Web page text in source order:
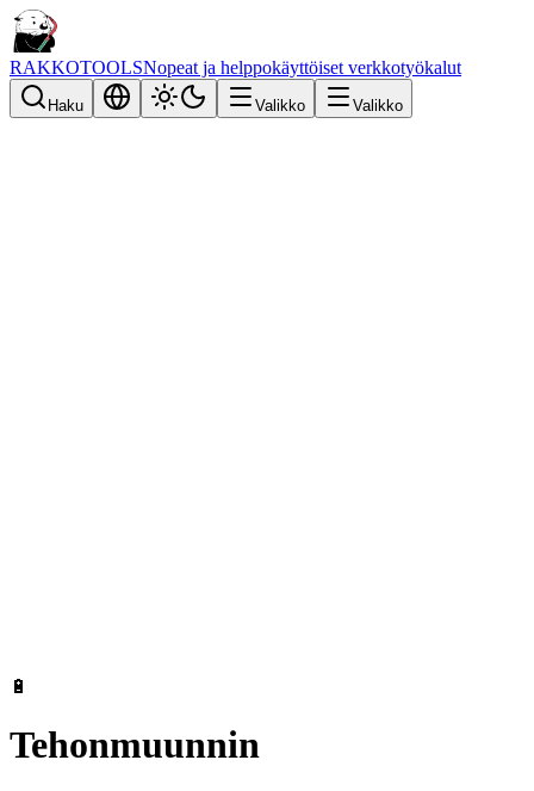
RAKKOTOOLSNopeat ja helppokäyttöiset verkkotyökalut
Haku Valikko Valikko
🔋
Tehonmuunnin